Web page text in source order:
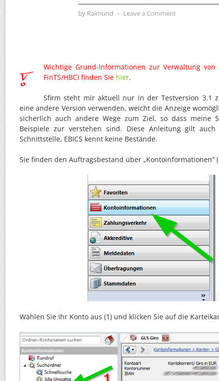
by Raimund ⋅ Leave a Comment
Wichtige Grund-Informationen zur Verwaltung
FinTS/HBCI finden Sie hier.
Sfirm steht mir aktuell nur in der Testversion 3.1
eine andere Version verwenden, weicht die Anzeige
sicherlich auch andere Wege zum Ziel, so dass meine
Beispiele zur verstehen sind. Diese Anleitung gilt
Schnittstelle, EBICS kennt keine Bestände.
Sie finden den Auftragsbestand über „Kontoinformationen“
Wählen Sie Ihr Konto aus (1) und klicken Sie auf die